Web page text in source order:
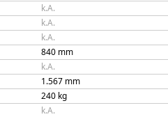
k.A.
k.A.
k.A.
840 mm
k.A.
1.567 mm
240 kg
k.A.